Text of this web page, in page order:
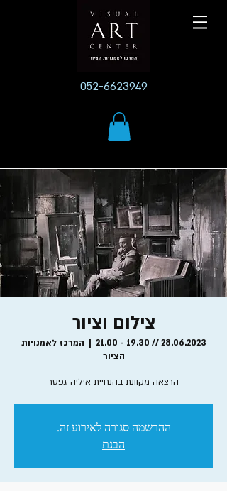
052-6623949
צילום וציור
28.06.2023 // 19.30 - 21.00
  |
המרכז לאמנויות
הציור
הרצאה מקוונת בהנחיית איליה גפטר
ההרשמה סגורה לאירוע זה.
הבנת